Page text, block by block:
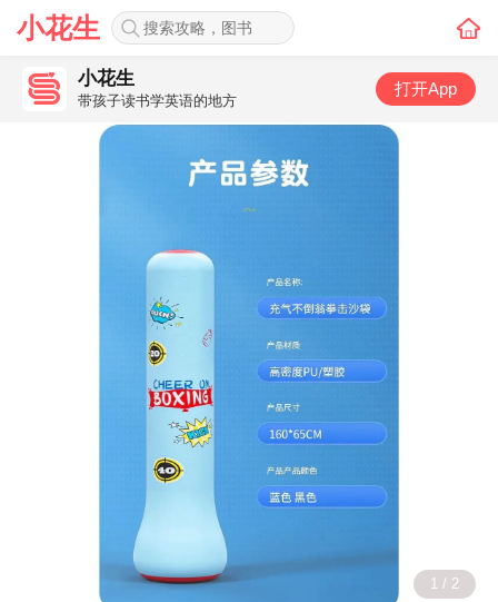
小花生
小花生
带孩子读书学英语的地方
打开App
1 / 2